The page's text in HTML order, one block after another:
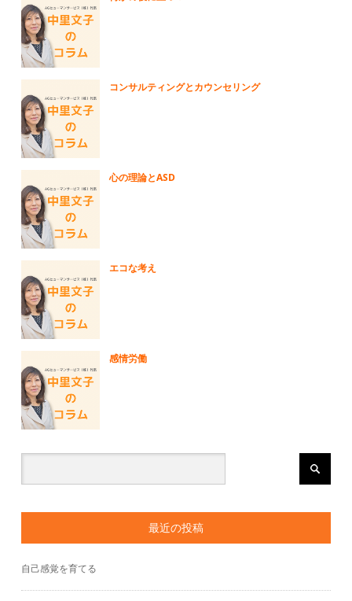
コンサルティングとカウンセリング
心の理論とASD
エコな考え
感情労働
最近の投稿
自己感覚を育てる